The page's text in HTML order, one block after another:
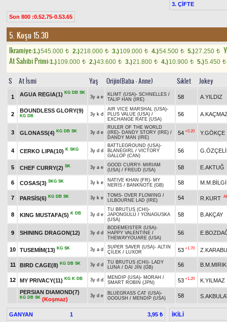
3. ÇİFTE
Son 800 :0.52.75-0.53.65
5. Koşu 15.30
Ikramiye:1.)545.000 t 2.)218.000 t 3.)109.000 t 4.)54.500 t 5.)27.250 t
At Sahibi Primi:1.)109.000 t 2.)43.600 t 3.)21.800 t 4.)10.900 t 5.)5.450 t
S At İsmi Yaş Orijin(Baba - Anne) Sıklet Jokey
1 AGUA REGIA(1) KG DB SK
3y a e KLIMT (USA)- SCHNELLES /
TALIP HAN (IRE)
58 A.YILDIZ
2
BOUNDLESS GLORY(9)
KG DB 3y k d
AIR VICE MARSHAL (USA)-
PLUS VALUE (USA) /
EXCHANGE RATE (USA)
56
3 GLONASS(4) KG DB SK 3y d e
RULER OF THE WORLD
(IRE)- DANDY STORY (IRE) /
DANDY MAN (IRE)
54 +0.20 Y.GÖKÇE
4 CERKO LIPA(10) K SKG 3y d d
BATTLEGROUND (USA)-
BLANEGIRL / VICTORY
GALLOP (CAN)
56
5 CHEF CURRY(2) SK 3y a e GOOD CURRY- MIRIAM
(USA) / FREUD (USA) 58 E.AKTUĞ
6 COSAS(3) SKG SK 3y k e NATIVE KHAN (FR)- MY
NERİS / BANKNOTE (GB) 58
7 PARSİS(6) KG DB SK 3y k e TOMS- OVER FLOWING /
LILBOURNE LAD (IRE)
54 R.KURT
8 KING MUSTAFA(5) K DB 3y d e
TU BRUTUS (CHI)-
JAPONGÜLÜ / YONAGUSKA
(USA)
58 B.AKÇAY
9 SHINING DRAGON(12) 3y d d
BODEMEISTER (USA)-
HAPPY VALENTINE /
THEWAYYOUARE (USA)
56
10 TUSEMİM(13) KG SK 3y a d SUPER SAVER (USA)- ALTIN
ÇİLEK / LUXOR 53 +1.70
11 BIRD CAGE(8) KG DB SK 3y d d TU BRUTUS (CHI)- LADY
LUNA / DAI JIN (GB) 56 B.M.MIRIK
12 MY PRIVACY(11) KG K DB 3y d d MENDIP (USA)- MORAH /
SMART ROBIN (JPN)
53 +1.20
K.YILMAZ
PERSIAN DIAMOND(7)
KG DB SK (Koşmaz)
3y d e BLUEGRASS CAT (USA)-
GOGUSH / MENDIP (USA) 58
GANYAN 1 3,95 ₺
İKİLİ